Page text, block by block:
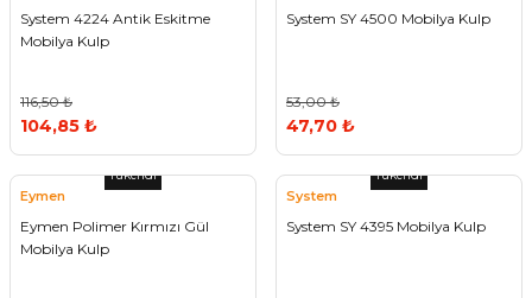
System 4224 Antik Eskitme
Mobilya Kulp
116,50 ₺
104,85 ₺
System SY 4500 Mobilya Kulp
53,00 ₺
47,70 ₺
Tükendi
Eymen
Eymen Polimer Kırmızı Gül
Mobilya Kulp
Tükendi
System
System SY 4395 Mobilya Kulp